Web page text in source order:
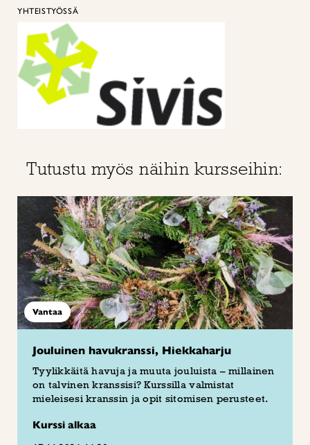
YHTEISTYÖSSÄ
Tutustu myös näihin kursseihin:
Vantaa
Jouluinen havukranssi, Hiekkaharju
Tyylikkäitä havuja ja muuta jouluista – millainen
on talvinen kranssisi? Kurssilla valmistat
mieleisesi kranssin ja opit sitomisen perusteet.
Kurssi alkaa